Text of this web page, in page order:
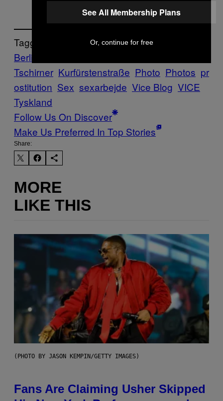
Tagged:
Berlin
Tschirner Kurfürstenstraße Photo Photos pr
ostitution Sex sexarbejde Vice Blog VICE
Tyskland
Follow Us On Discover
Make Us Preferred In Top Stories
Share:
MORE
LIKE THIS
(PHOTO BY JASON KEMPIN/GETTY IMAGES)
Fans Are Claiming Usher Skipped
See All Membership Plans
Or, continue for free